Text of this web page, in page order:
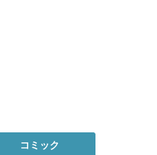
コミック